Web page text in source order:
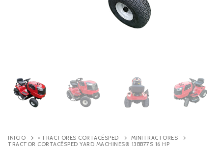
Contacto
INICIO • TRACTORES CORTACÉSPED
MINITRACTORES
TRACTOR CORTACÉSPED YARD MACHINES® 13BB77S 16 HP